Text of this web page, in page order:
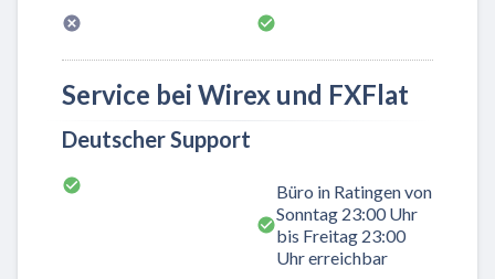
Service bei Wirex und FXFlat
Deutscher Support
Büro in Ratingen von
Sonntag 23:00 Uhr
bis Freitag 23:00
Uhr erreichbar